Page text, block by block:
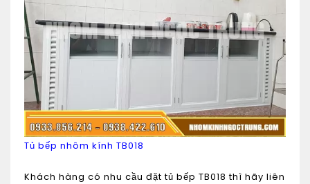
Tủ bếp nhôm kính TB018
Khách hàng có nhu cầu đặt tủ bếp TB018 thì hãy liên